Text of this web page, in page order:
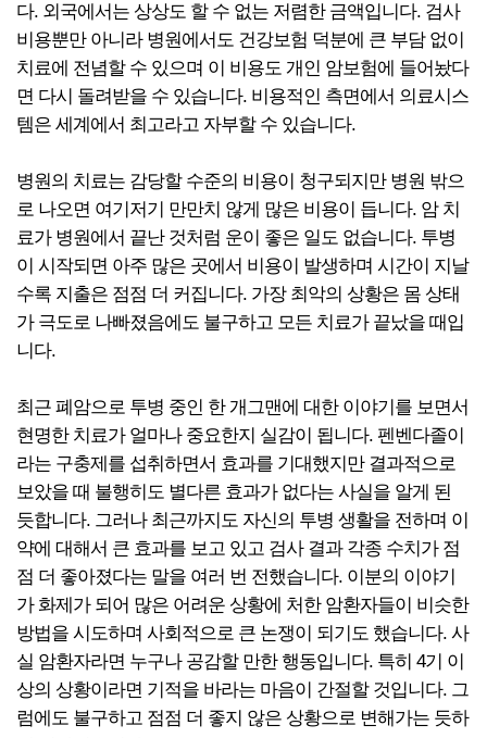
다. 외국에서는 상상도 할 수 없는 저렴한 금액입니다. 검사
비용뿐만 아니라 병원에서도 건강보험 덕분에 큰 부담 없이
치료에 전념할 수 있으며 이 비용도 개인 암보험에 들어놨다
면 다시 돌려받을 수 있습니다. 비용적인 측면에서 의료시스
템은 세계에서 최고라고 자부할 수 있습니다.
병원의 치료는 감당할 수준의 비용이 청구되지만 병원 밖으
로 나오면 여기저기 만만치 않게 많은 비용이 듭니다. 암 치
료가 병원에서 끝난 것처럼 운이 좋은 일도 없습니다. 투병
이 시작되면 아주 많은 곳에서 비용이 발생하며 시간이 지날
수록 지출은 점점 더 커집니다. 가장 최악의 상황은 몸 상태
가 극도로 나빠졌음에도 불구하고 모든 치료가 끝났을 때입
니다.
최근 폐암으로 투병 중인 한 개그맨에 대한 이야기를 보면서
현명한 치료가 얼마나 중요한지 실감이 됩니다. 펜벤다졸이
라는 구충제를 섭취하면서 효과를 기대했지만 결과적으로
보았을 때 불행히도 별다른 효과가 없다는 사실을 알게 된
듯합니다. 그러나 최근까지도 자신의 투병 생활을 전하며 이
약에 대해서 큰 효과를 보고 있고 검사 결과 각종 수치가 점
점 더 좋아졌다는 말을 여러 번 전했습니다. 이분의 이야기
가 화제가 되어 많은 어려운 상황에 처한 암환자들이 비슷한
방법을 시도하며 사회적으로 큰 논쟁이 되기도 했습니다. 사
실 암환자라면 누구나 공감할 만한 행동입니다. 특히 4기 이
상의 상황이라면 기적을 바라는 마음이 간절할 것입니다. 그
럼에도 불구하고 점점 더 좋지 않은 상황으로 변해가는 듯하